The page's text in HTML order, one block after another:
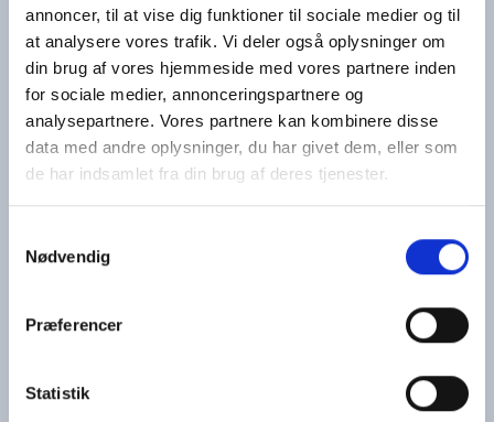
annoncer, til at vise dig funktioner til sociale medier og til
at analysere vores trafik. Vi deler også oplysninger om
din brug af vores hjemmeside med vores partnere inden
for sociale medier, annonceringspartnere og
analysepartnere. Vores partnere kan kombinere disse
data med andre oplysninger, du har givet dem, eller som
de har indsamlet fra din brug af deres tjenester.
Nødvendig
Præferencer
Statistik
sikkerhedsforedrag